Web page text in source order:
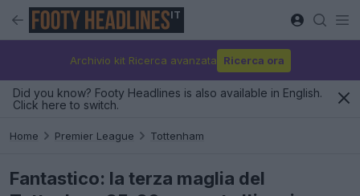
IT
Archivio kit Ricerca avanzata Ricerca ora
Did you know? Footy Headlines is also available in English.
Click here to switch.
Home Premier League Tottenham
Fantastico: la terza maglia del